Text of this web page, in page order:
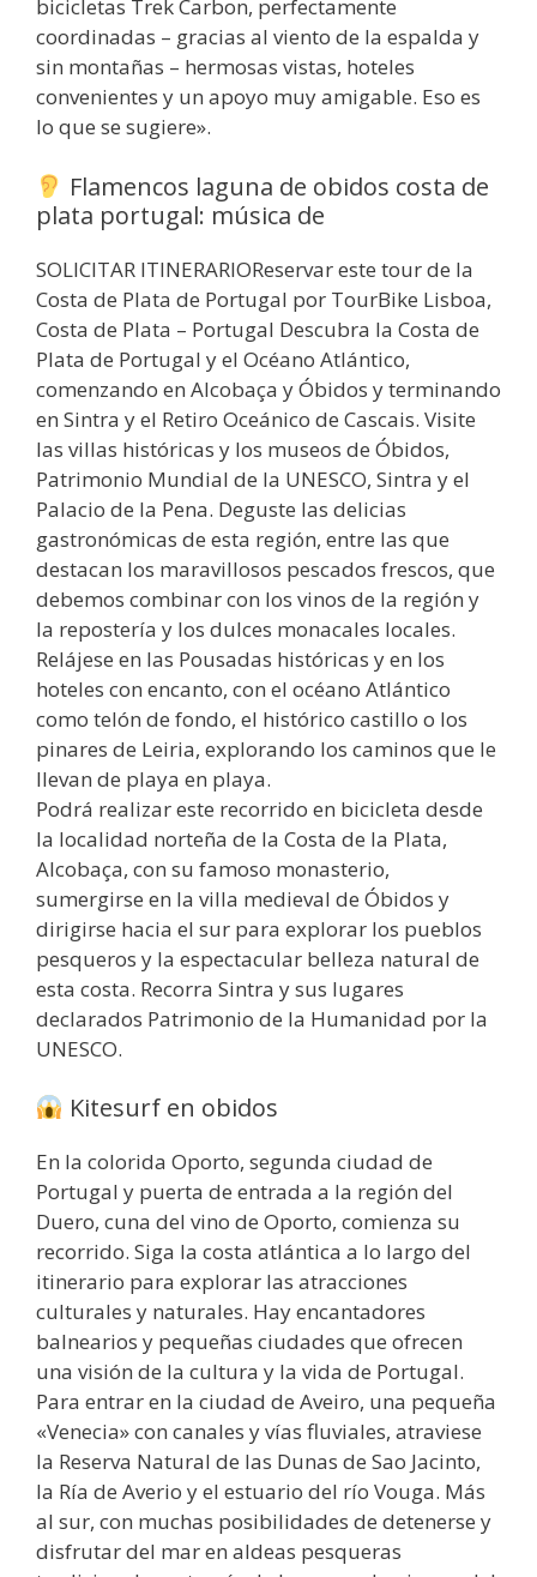
bicicletas Trek Carbon, perfectamente
coordinadas – gracias al viento de la espalda y
sin montañas – hermosas vistas, hoteles
convenientes y un apoyo muy amigable. Eso es
lo que se sugiere».
Flamencos laguna de obidos costa de
plata portugal: música de
SOLICITAR ITINERARIOReservar este tour de la
Costa de Plata de Portugal por TourBike Lisboa,
Costa de Plata – Portugal Descubra la Costa de
Plata de Portugal y el Océano Atlántico,
comenzando en Alcobaça y Óbidos y terminando
en Sintra y el Retiro Oceánico de Cascais. Visite
las villas históricas y los museos de Óbidos,
Patrimonio Mundial de la UNESCO, Sintra y el
Palacio de la Pena. Deguste las delicias
gastronómicas de esta región, entre las que
destacan los maravillosos pescados frescos, que
debemos combinar con los vinos de la región y
la repostería y los dulces monacales locales.
Relájese en las Pousadas históricas y en los
hoteles con encanto, con el océano Atlántico
como telón de fondo, el histórico castillo o los
pinares de Leiria, explorando los caminos que le
llevan de playa en playa.
Podrá realizar este recorrido en bicicleta desde
la localidad norteña de la Costa de la Plata,
Alcobaça, con su famoso monasterio,
sumergirse en la villa medieval de Óbidos y
dirigirse hacia el sur para explorar los pueblos
pesqueros y la espectacular belleza natural de
esta costa. Recorra Sintra y sus lugares
declarados Patrimonio de la Humanidad por la
UNESCO.
Kitesurf en obidos
En la colorida Oporto, segunda ciudad de
Portugal y puerta de entrada a la región del
Duero, cuna del vino de Oporto, comienza su
recorrido. Siga la costa atlántica a lo largo del
itinerario para explorar las atracciones
culturales y naturales. Hay encantadores
balnearios y pequeñas ciudades que ofrecen
una visión de la cultura y la vida de Portugal.
Para entrar en la ciudad de Aveiro, una pequeña
«Venecia» con canales y vías fluviales, atraviese
la Reserva Natural de las Dunas de Sao Jacinto,
la Ría de Averio y el estuario del río Vouga. Más
al sur, con muchas posibilidades de detenerse y
disfrutar del mar en aldeas pesqueras